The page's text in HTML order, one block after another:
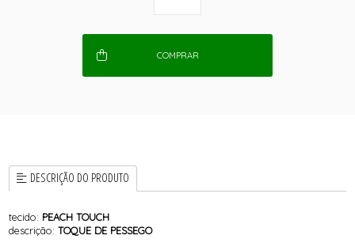
COMPRAR
DESCRIÇÃO DO PRODUTO
tecido: PEACH TOUCH
descrição:TOQUE DE PESSEGO